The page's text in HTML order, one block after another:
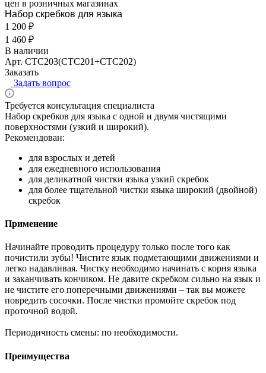
цен в розничных магазинах
Набор скребков для языка
1 200 ₽
1 460 ₽
В наличии
Арт. CTC203(CTC201+CTC202)
Заказать
Задать вопрос
Требуется консультация специалиста
Набор скребков для языка с одной и двумя чистящими
поверхностями (узкий и широкий).
Рекомендован:
для взрослых и детей
для ежедневного использования
для деликатной чистки языка узкий скребок
для более тщательной чистки языка широкий (двойной)
скребок
Применение
Начинайте проводить процедуру только после того как
почистили зубы! Чистите язык подметающими движениями и
легко надавливая. Чистку необходимо начинать с корня языка
и заканчивать кончиком. Не давите скребком сильно на язык и
не чистите его поперечными движениями – так вы можете
повредить сосочки. После чистки промойте скребок под
проточной водой.
Периодичность смены: по необходимости.
Преимущества